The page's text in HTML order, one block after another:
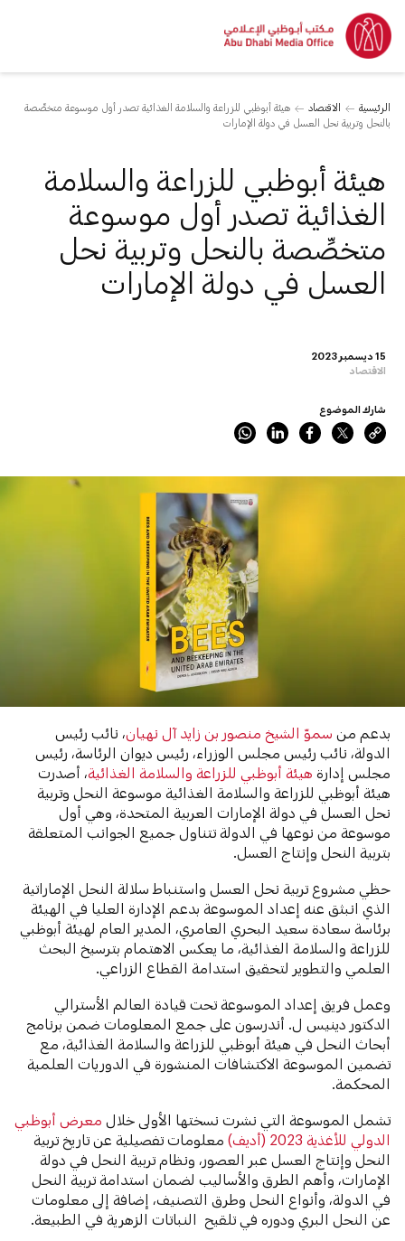
الرئيسية الاقتصاد
هيئة أبوظبي للزراعة والسلامة الغذائية تصدر أول موسوعة متخصِّصة
بالنحل وتربية نحل العسل في دولة الإمارات
15 ديسمبر 2023
الاقتصاد
هيئة أبوظبي للزراعة والسلامة
الغذائية تصدر أول موسوعة
متخصِّصة بالنحل وتربية نحل
العسل في دولة الإمارات
شارك الموضوع
بدعم منسموّ الشيخ منصور بن زايد آل نهيان، نائب رئيس
الدولة، نائب رئيس مجلس الوزراء، رئيس ديوان الرئاسة، رئيس
مجلس إدارةهيئة أبوظبي للزراعة والسلامة الغذائية، أصدرت
هيئة أبوظبي للزراعة والسلامة الغذائية موسوعة النحل وتربية
نحل العسل في دولة الإمارات العربية المتحدة، وهي أول
موسوعة من نوعها في الدولة تتناول جميع الجوانب المتعلقة
بتربية النحل وإنتاج العسل.
حظي مشروع تربية نحل العسل واستنباط سلالة النحل الإماراتية
الذي انبثق عنه إعداد الموسوعة بدعم الإدارة العليا في الهيئة
برئاسة سعادة سعيد البحري العامري، المدير العام لهيئة أبوظبي
للزراعة والسلامة الغذائية، ما يعكس الاهتمام بترسيخ البحث
العلمي والتطوير لتحقيق استدامة القطاع الزراعي.
وعمل فريق إعداد الموسوعة تحت قيادة العالم الأسترالي
الدكتور دينيس ل. أندرسون على جمع المعلومات ضمن برنامج
أبحاث النحل في هيئة أبوظبي للزراعة والسلامة الغذائية، مع
تضمين الموسوعة الاكتشافات المنشورة في الدوريات العلمية
المحكمة.
تشمل الموسوعة التي نشرت نسختها الأولى خلالمعرض أبوظبي
الدولي للأغذية 2023 (أديف)
معلومات تفصيلية عن تاريخ تربية
النحل وإنتاج العسل عبر العصور، ونظام تربية النحل في دولة
الإمارات، وأهم الطرق والأساليب لضمان استدامة تربية النحل
في الدولة، وأنواع النحل وطرق التصنيف، إضافة إلى معلومات
عن النحل البري ودوره في تلقيح النباتات الزهرية في الطبيعة.